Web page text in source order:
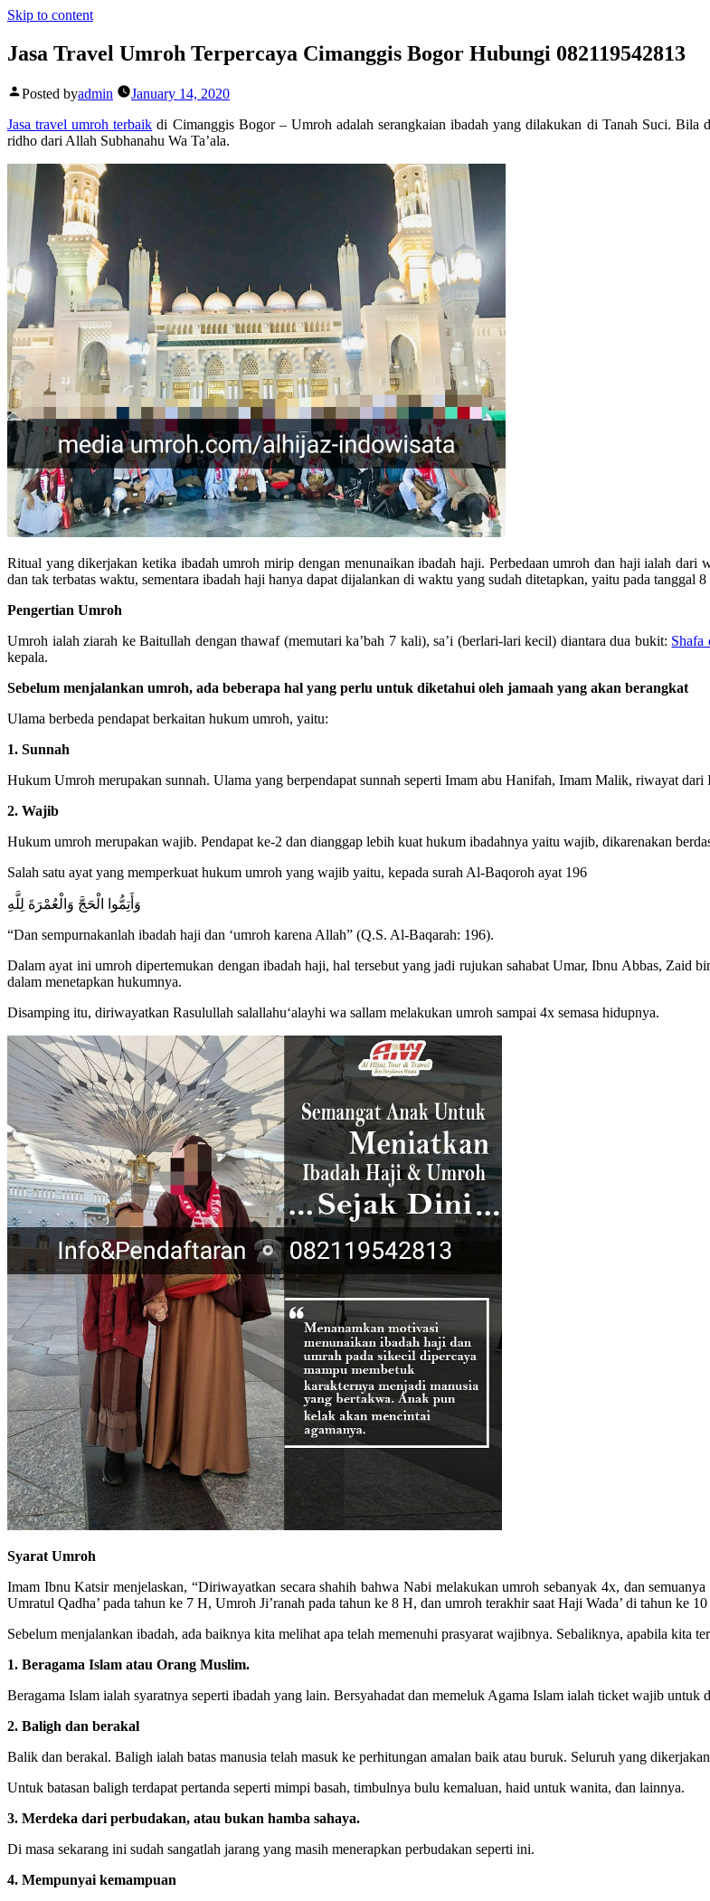
Skip to content
Jasa Travel Umroh Terpercaya Cimanggis Bogor Hubungi 082119542813
Posted byadmin
January 14, 2020
Jasa travel umroh terbaik di Cimanggis Bogor – Umroh adalah serangkaian ibadah yang dilakukan di Tanah Suci. Bila
ridho dari Allah Subhanahu Wa Ta’ala.
Ritual yang dikerjakan ketika ibadah umroh mirip dengan menunaikan ibadah haji. Perbedaan umroh dan haji ialah dari
dan tak terbatas waktu, sementara ibadah haji hanya dapat dijalankan di waktu yang sudah ditetapkan, yaitu pada tanggal
Pengertian Umroh
Umroh ialah ziarah ke Baitullah dengan thawaf (memutari ka’bah 7 kali), sa’i (berlari-lari kecil) diantara dua bukit: Shafa
kepala.
Sebelum menjalankan umroh, ada beberapa hal yang perlu untuk diketahui oleh jamaah yang akan berangkat
Ulama berbeda pendapat berkaitan hukum umroh, yaitu:
1. Sunnah
Hukum Umroh merupakan sunnah. Ulama yang berpendapat sunnah seperti Imam abu Hanifah, Imam Malik, riwayat
2. Wajib
Hukum umroh merupakan wajib. Pendapat ke-2 dan dianggap lebih kuat hukum ibadahnya yaitu wajib, dikarenakan
Salah satu ayat yang memperkuat hukum umroh yang wajib yaitu, kepada surah Al-Baqoroh ayat 196
وَأَتِمُّوا الْحَجَّ وَالْعُمْرَةَ لِلَّهِ
“Dan sempurnakanlah ibadah haji dan ‘umroh karena Allah” (Q.S. Al-Baqarah: 196).
Dalam ayat ini umroh dipertemukan dengan ibadah haji, hal tersebut yang jadi rujukan sahabat Umar, Ibnu Abbas, Zaid
dalam menetapkan hukumnya.
Disamping itu, diriwayatkan Rasulullah salallahu‘alayhi wa sallam melakukan umroh sampai 4x semasa hidupnya.
Syarat Umroh
Imam Ibnu Katsir menjelaskan, “Diriwayatkan secara shahih bahwa Nabi melakukan umroh sebanyak 4x, dan
Umratul Qadha’ pada tahun ke 7 H, Umroh Ji’ranah pada tahun ke 8 H, dan umroh terakhir saat Haji Wada’ di tahun ke
Sebelum menjalankan ibadah, ada baiknya kita melihat apa telah memenuhi prasyarat wajibnya. Sebaliknya, apabila kita
1. Beragama Islam atau Orang Muslim.
Beragama Islam ialah syaratnya seperti ibadah yang lain. Bersyahadat dan memeluk Agama Islam ialah ticket wajib untuk
2. Baligh dan berakal
Balik dan berakal. Baligh ialah batas manusia telah masuk ke perhitungan amalan baik atau buruk. Seluruh yang
Untuk batasan baligh terdapat pertanda seperti mimpi basah, timbulnya bulu kemaluan, haid untuk wanita, dan lainnya.
3. Merdeka dari perbudakan, atau bukan hamba sahaya.
Di masa sekarang ini sudah sangatlah jarang yang masih menerapkan perbudakan seperti ini.
4. Mempunyai kemampuan